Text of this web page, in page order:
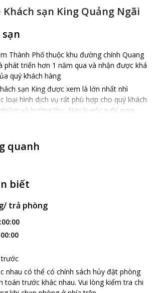
Khách sạn King Quảng Ngãi
Thành Phố thuộc khu đường chính Quang
phát triển hơn 1 năm qua và nhận được khá
quý khách hàng
sạn King được xem là lớn nhất nhì
loại hình dịch vụ rất phù hợp cho quý khách
và hưởng thụ. Ngoài việc nghỉ ngơi
dịch vụ đi kèm như hồ bơi, gym, xông
đến trải nghiệm sử dụng dịch vụ .
King Hotel bạn sẽ hưởng thụ từ bình dân
quanh
biết
trả phòng
nhau có thể có chính sách hủy đặt phòng
toán trước khác nhau. Vui lòng kiểm tra chi